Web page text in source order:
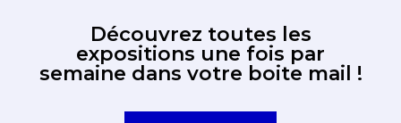
Découvrez toutes les
expositions une fois par
semaine dans votre boite mail !